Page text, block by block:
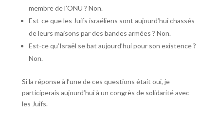
membre de l’ONU ? Non.
Est-ce que les Juifs israéliens sont aujourd’hui chassés
de leurs maisons par des bandes armées ? Non.
Est-ce qu’Israël se bat aujourd’hui pour son existence ?
Non.
Si la réponse à l’une de ces questions était oui, je
participerais aujourd’hui à un congrès de solidarité avec
les Juifs.